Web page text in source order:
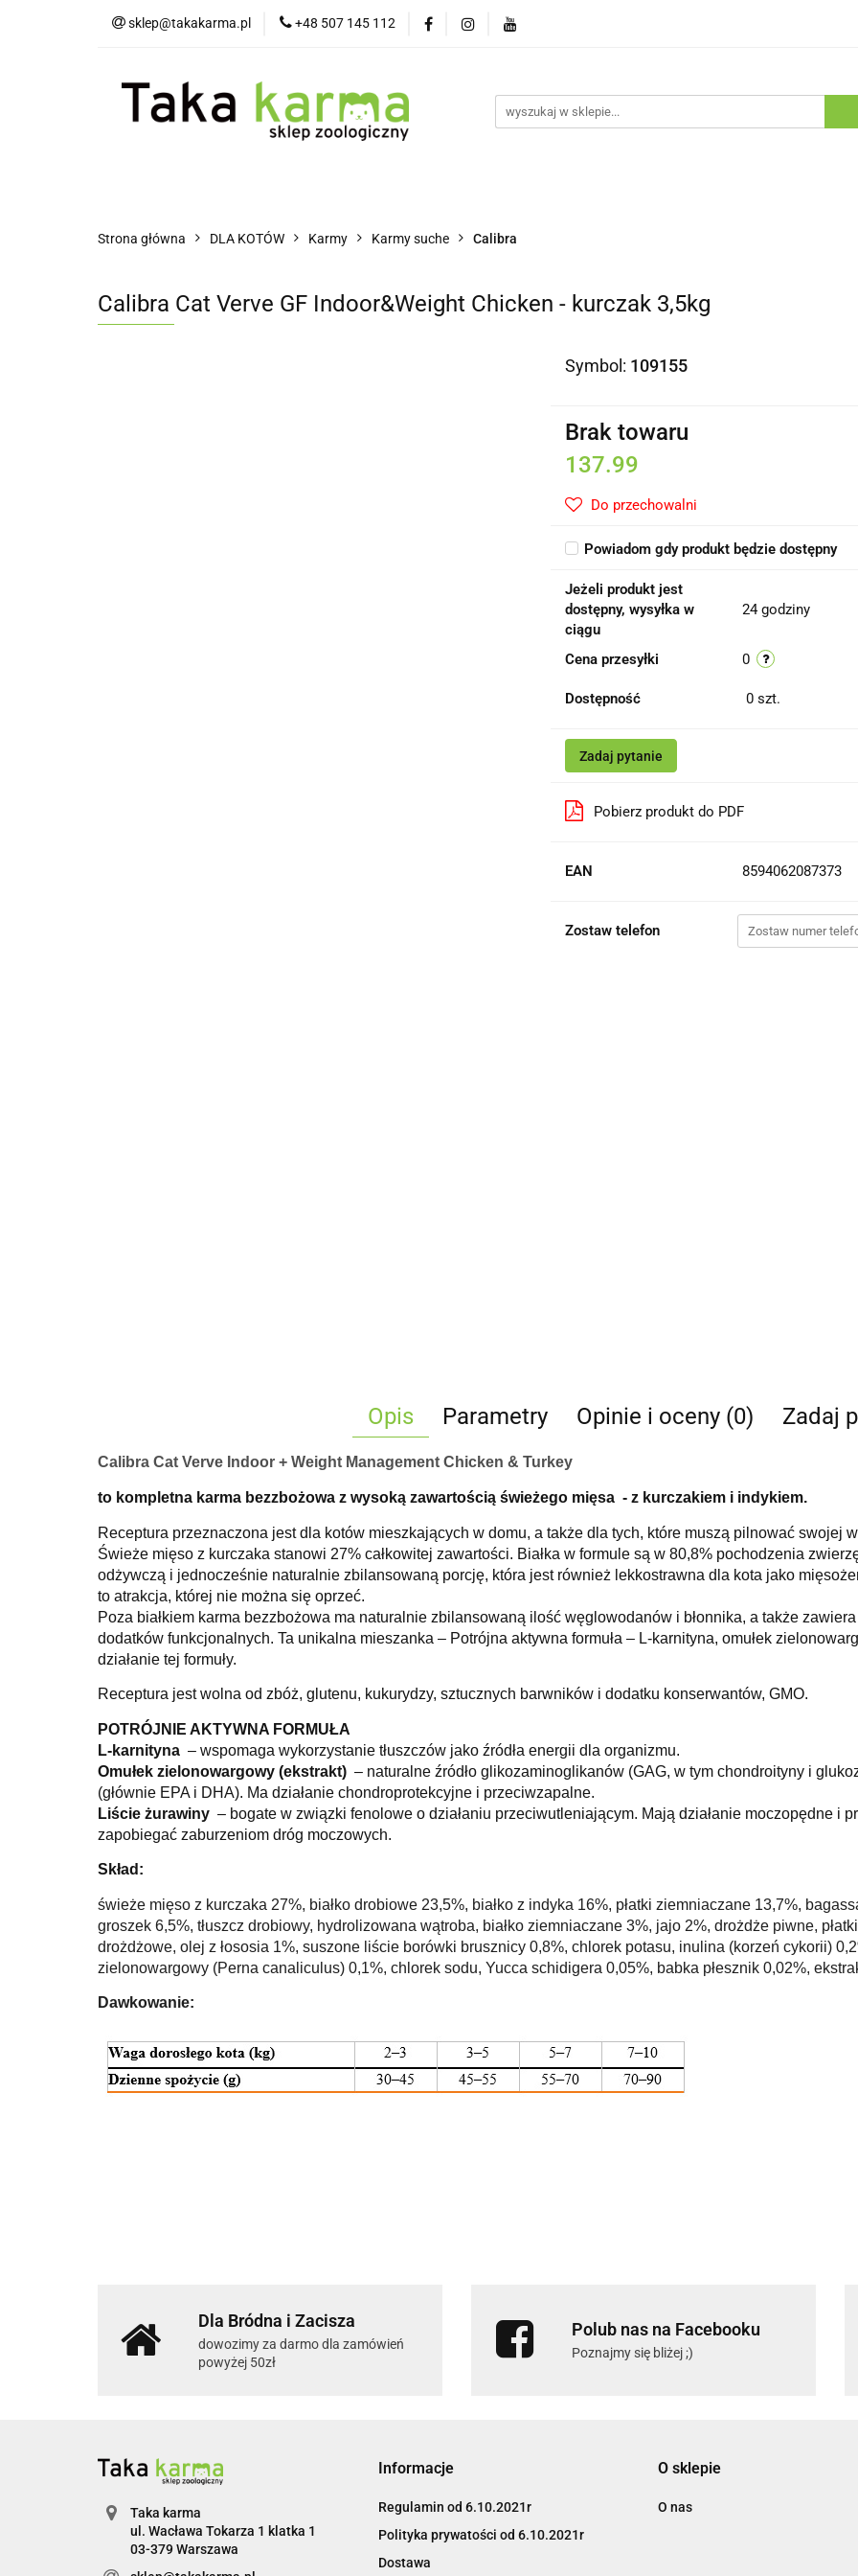
sklep@takakarma.pl +48 507 145 112
O sklepie Dostawa Promocje
Strona główna DLA KOTÓW Karmy Karmy suche Calibra
Calibra Cat Verve GF Indoor&Weight Chicken - kurczak 3,5kg
Symbol: 109155
Brak towaru
137.99
Do przechowalni
Powiadom gdy produkt będzie dostępny
Jeżeli produkt jest
dostępny, wysyłka w
ciągu
24 godziny
Cena przesyłki 0
Dostępność 0 szt.
Zadaj pytanie
Pobierz produkt do PDF
EAN 8594062087373
Zostaw telefon
Opis Parametry Opinie i oceny (0) Zadaj
Calibra Cat Verve Indoor + Weight Management Chicken & Turkey
to kompletna karma bezzbożowa z wysoką zawartością świeżego mięsa - z kurczakiem i indykiem.
Receptura przeznaczona jest dla kotów mieszkających w domu, a także dla tych, które muszą pilnować swojej
Świeże mięso z kurczaka stanowi 27% całkowitej zawartości. Białka w formule są w 80,8% pochodzenia
odżywczą i jednocześnie naturalnie zbilansowaną porcję, która jest również lekkostrawna dla kota jako
to atrakcja, której nie można się oprzeć.
Poza białkiem karma bezzbożowa ma naturalnie zbilansowaną ilość węglowodanów i błonnika, a także
dodatków funkcjonalnych. Ta unikalna mieszanka – Potrójna aktywna formuła – L-karnityna, omułek
działanie tej formuły.
Receptura jest wolna od zbóż, glutenu, kukurydzy, sztucznych barwników i dodatku konserwantów, GMO.
POTRÓJNIE AKTYWNA FORMUŁA
L-karnityna – wspomaga wykorzystanie tłuszczów jako źródła energii dla organizmu.
Omułek zielonowargowy (ekstrakt) – naturalne źródło glikozaminoglikanów (GAG, w tym chondroityny i
(głównie EPA i DHA). Ma działanie chondroprotekcyjne i przeciwzapalne.
Liście żurawiny – bogate w związki fenolowe o działaniu przeciwutleniającym. Mają działanie moczopędne i
zapobiegać zaburzeniom dróg moczowych.
Skład:
świeże mięso z kurczaka 27%, białko drobiowe 23,5%, białko z indyka 16%, płatki ziemniaczane 13,7%,
groszek 6,5%, tłuszcz drobiowy, hydrolizowana wątroba, białko ziemniaczane 3%, jajo 2%, drożdże piwne,
drożdżowe, olej z łososia 1%, suszone liście borówki brusznicy 0,8%, chlorek potasu, inulina (korzeń cykorii)
zielonowargowy (Perna canaliculus) 0,1%, chlorek sodu, Yucca schidigera 0,05%, babka płesznik 0,02%,
Dawkowanie:
Dla Bródna i Zacisza
dowozimy za darmo dla zamówień
powyżej 50zł
Polub nas na Facebooku
Poznajmy się bliżej ;)
Taka karma
ul. Wacława Tokarza 1 klatka 1
03-379 Warszawa
Informacje
Regulamin od 6.10.2021r
Polityka prywatości od 6.10.2021r
Dostawa
O sklepie
O nas